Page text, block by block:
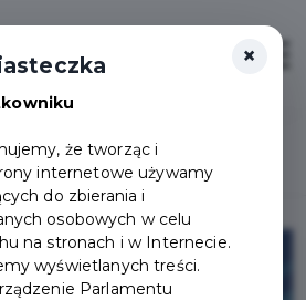
×
że tworząc i
internetowe używamy
do zbierania i
osobowych w celu
na stronach i w Internecie.
wyświetlanych treści.
Parlamentu